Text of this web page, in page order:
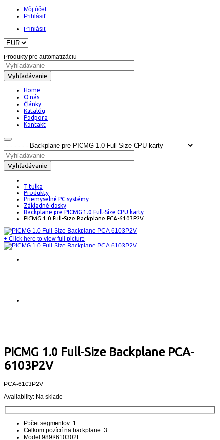
Môj účet
Prihlásiť
Prihlásiť
Produkty pre automatizáciu
Vyhľadávanie
Home
O nás
Články
Katalóg
Podpora
Kontakt
Vyhľadávanie
Titulka
Produkty
Priemyselné PC systémy
Základné dosky
Backplane pre PICMG 1.0 Full-Size CPU karty
PICMG 1.0 Full-Size Backplane PCA-6103P2V
+ Click here to view full picture
PICMG 1.0 Full-Size Backplane PCA-
6103P2V
PCA-6103P2V
Availability: Na sklade
Počet segmentov: 1
Celkom pozícií na backplane: 3
Model 989K610302E